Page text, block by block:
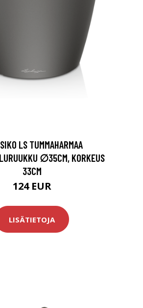
LS TUMMAHARMAA
∅35CM, KORKEUS
33CM
124 EUR
LISÄTIETOJA